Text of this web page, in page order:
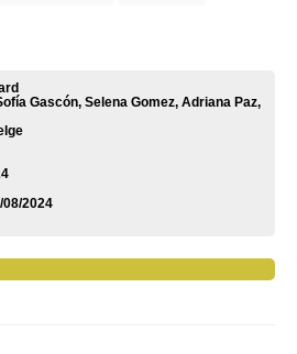
Gascón, Selena Gomez, Adriana Paz,
08/2024